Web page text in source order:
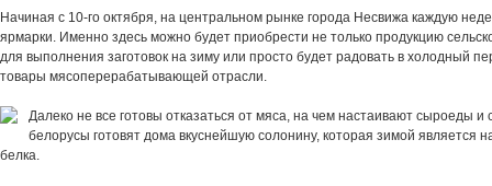
Начиная с 10-го октября, на центральном рынке города Несвижа каждую
ярмарки. Именно здесь можно будет приобрести не только продукцию
для выполнения заготовок на зиму или просто будет радовать в холодный
товары мясоперерабатывающей отрасли.
Далеко не все готовы отказаться от мяса, на чем настаивают сыроеды и
белорусы готовят дома вкуснейшую солонину, которая зимой является
белка.